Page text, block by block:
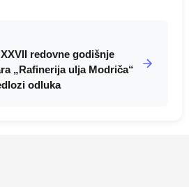
redovne godišnje
„Rafinerija ulja Modriča“
odluka